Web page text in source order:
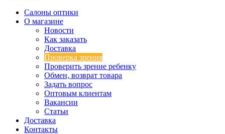
Салоны оптики
О магазине
Новости
Как заказать
Доставка
Проверка зрения
Проверить зрение ребенку
Обмен, возврат товара
Задать вопрос
Оптовым клиентам
Вакансии
Статьи
Доставка
Контакты